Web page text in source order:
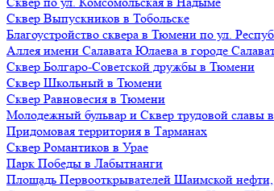
Сквер Выпускников в Тобольске
Благоустройство сквера в Тюмени по ул.
Аллея имени Салавата Юлаева в городе
Сквер Болгаро-Советской дружбы в Тюмени
Сквер Школьный в Тюмени
Сквер Равновесия в Тюмени
Молодежный бульвар и Сквер трудовой славы
Придомовая территория в Тарманах
Сквер Романтиков в Урае
Парк Победы в Лабытнанги
Площадь Первооткрывателей Шаимской нефти,